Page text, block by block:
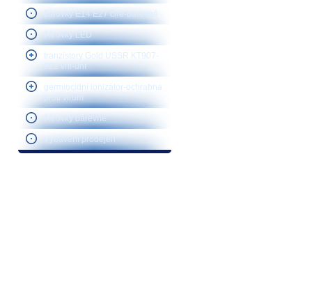
žárovky E14 E27 čiré-barevné
žárovky LED
tranzistory Gold USSR KT907-
922 vhf-uhf
germiocidní ionizátor-ochrabna
proti virům
žárovky barevné
Vybavení prodejen